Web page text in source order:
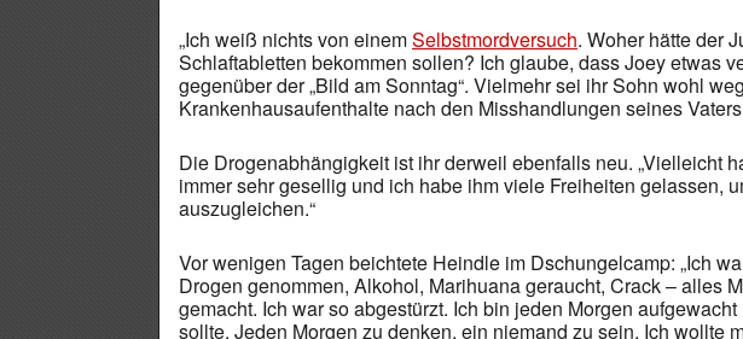
„Ich weiß nichts von einemSelbstmordversuch. Woher hätte der
Schlaftabletten bekommen sollen? Ich glaube, dass Joey etwas
gegenüber der „Bild am Sonntag“. Vielmehr sei ihr Sohn wohl
Krankenhausaufenthalte nach den Misshandlungen seines
Die Drogenabhängigkeit ist ihr derweil ebenfalls neu. „Vielleicht
immer sehr gesellig und ich habe ihm viele Freiheiten gelassen,
auszugleichen.“
Vor wenigen Tagen beichtete Heindle im Dschungelcamp: „Ich
Drogen genommen, Alkohol, Marihuana geraucht, Crack – alles
gemacht. Ich war so abgestürzt. Ich bin jeden Morgen
sollte. Jeden Morgen zu denken, ein niemand zu sein. Ich wollte